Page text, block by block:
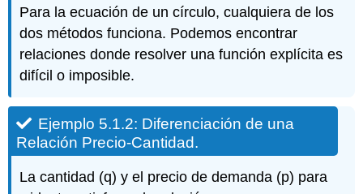
Para la ecuación de un círculo, cualquiera de los
dos métodos funciona. Podemos encontrar
relaciones donde resolver una función explícita es
difícil o imposible.
Ejemplo 5.1.2: Diferenciación de una
Relación Precio-Cantidad.
La cantidad (q) y el precio de demanda (p) para